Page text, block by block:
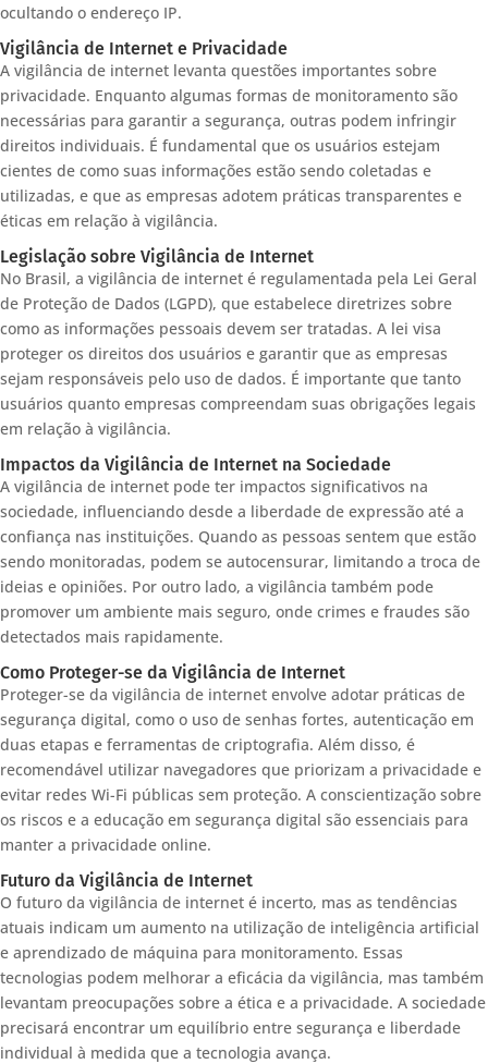
ocultando o endereço IP.
Vigilância de Internet e Privacidade
A vigilância de internet levanta questões importantes sobre
privacidade. Enquanto algumas formas de monitoramento são
necessárias para garantir a segurança, outras podem infringir
direitos individuais. É fundamental que os usuários estejam
cientes de como suas informações estão sendo coletadas e
utilizadas, e que as empresas adotem práticas transparentes e
éticas em relação à vigilância.
Legislação sobre Vigilância de Internet
No Brasil, a vigilância de internet é regulamentada pela Lei Geral
de Proteção de Dados (LGPD), que estabelece diretrizes sobre
como as informações pessoais devem ser tratadas. A lei visa
proteger os direitos dos usuários e garantir que as empresas
sejam responsáveis pelo uso de dados. É importante que tanto
usuários quanto empresas compreendam suas obrigações legais
em relação à vigilância.
Impactos da Vigilância de Internet na Sociedade
A vigilância de internet pode ter impactos significativos na
sociedade, influenciando desde a liberdade de expressão até a
confiança nas instituições. Quando as pessoas sentem que estão
sendo monitoradas, podem se autocensurar, limitando a troca de
ideias e opiniões. Por outro lado, a vigilância também pode
promover um ambiente mais seguro, onde crimes e fraudes são
detectados mais rapidamente.
Como Proteger-se da Vigilância de Internet
Proteger-se da vigilância de internet envolve adotar práticas de
segurança digital, como o uso de senhas fortes, autenticação em
duas etapas e ferramentas de criptografia. Além disso, é
recomendável utilizar navegadores que priorizam a privacidade e
evitar redes Wi-Fi públicas sem proteção. A conscientização sobre
os riscos e a educação em segurança digital são essenciais para
manter a privacidade online.
Futuro da Vigilância de Internet
O futuro da vigilância de internet é incerto, mas as tendências
atuais indicam um aumento na utilização de inteligência artificial
e aprendizado de máquina para monitoramento. Essas
tecnologias podem melhorar a eficácia da vigilância, mas também
levantam preocupações sobre a ética e a privacidade. A sociedade
precisará encontrar um equilíbrio entre segurança e liberdade
individual à medida que a tecnologia avança.